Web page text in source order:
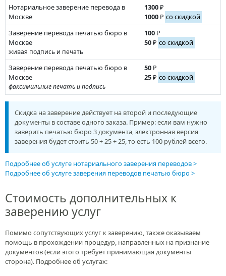
Нотариальное заверение перевода в
Москве
1300₽
1000₽ со скидкой
Заверение перевода печатью бюро в
Москве
живая подпись и печать
100₽
50₽ со скидкой
Заверение перевода печатью бюро в
Москве
факсимильные печать и подпись
50₽
25₽ со скидкой
Скидка на заверение действует на второй и последующие
документы в составе одного заказа. Пример: если вам нужно
заверить печатью бюро 3 документа, электронная версия
заверения будет стоить 50 + 25 + 25, то есть 100 рублей всего.
Подробнее об услуге нотариального заверения переводов
Подробнее об услуге заверения переводов печатью бюро
Стоимость дополнительных к
заверению услуг
Помимо сопутствующих услуг к заверению, также оказываем
помощь в прохождении процедур, направленных на признание
документов (если этого требует принимающая документы
сторона). Подробнее об услугах: